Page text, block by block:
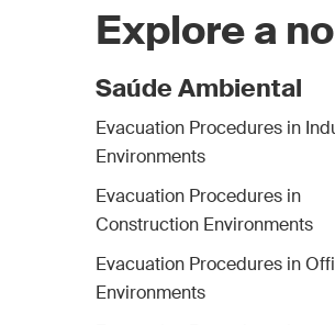
Explore a
Saúde Ambiental
Evacuation Procedures in
Environments
Evacuation Procedures in
Construction Environments
Evacuation Procedures in
Environments